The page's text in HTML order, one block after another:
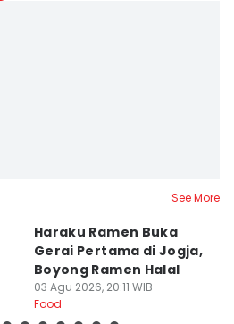
See More
Haraku Ramen Buka
Gerai Pertama di Jogja,
Boyong Ramen Halal
03 Agu 2026, 20:11 WIB
Food